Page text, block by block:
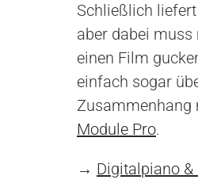
Schließlich
aber dabei
einen Film
einfach sogar
Zusammenhang
Module Pro.
→ Digitalpiano